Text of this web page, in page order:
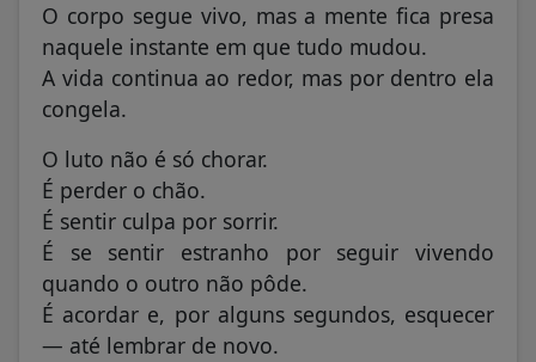
O corpo segue vivo, mas a mente fica presa
naquele instante em que tudo mudou.
A vida continua ao redor, mas por dentro ela
congela.
O luto não é só chorar.
É perder o chão.
É sentir culpa por sorrir.
É se sentir estranho por seguir vivendo
quando o outro não pôde.
É acordar e, por alguns segundos, esquecer
— até lembrar de novo.